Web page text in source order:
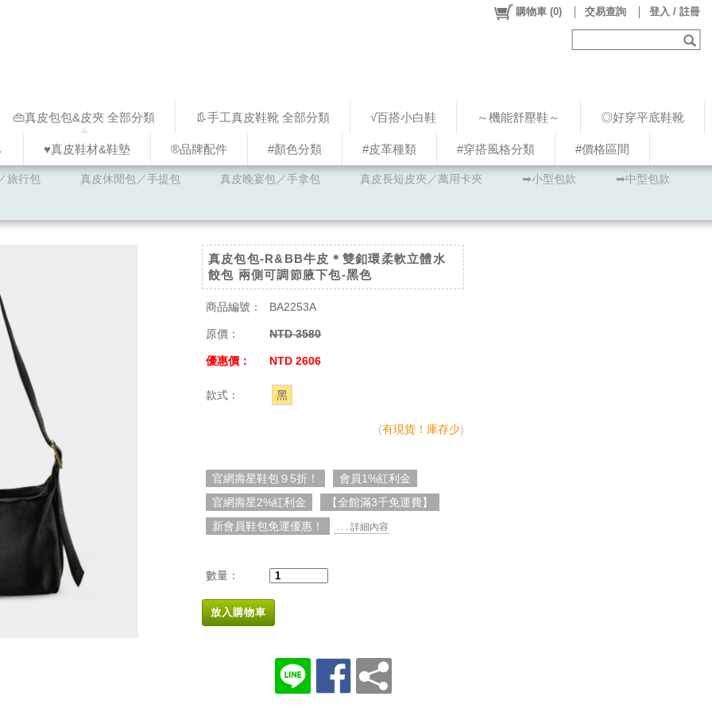
👜真皮包包&皮夾 全部分類 👢手工真皮鞋靴 全部分類 √百搭小白鞋 ～機能舒壓鞋～ ◎好穿平底鞋靴
♥︎真皮鞋材&鞋墊 ®品牌配件 #顏色分類 #皮革種類 #穿搭風格分類 #價格區間
購物車 (0) 交易查詢 登入 / 註冊
旅行包 真皮休閒包／手提包 真皮晚宴包／手拿包 真皮長短皮夾／萬用卡夾 ➡小型包款 ➡中型包款
真皮包包-R&BB牛皮＊雙釦環柔軟立體水
餃包 兩側可調節腋下包-黑色
商品編號： BA2253A
原價： NTD 3580
優惠價： NTD 2606
款式： 黑
(有現貨！庫存少)
官網壽星鞋包９5折！
會員1%紅利金
官網壽星2%紅利金
【全館滿3千免運費】
新會員鞋包免運優惠！
. . . 詳細內容
數量：
放入購物車